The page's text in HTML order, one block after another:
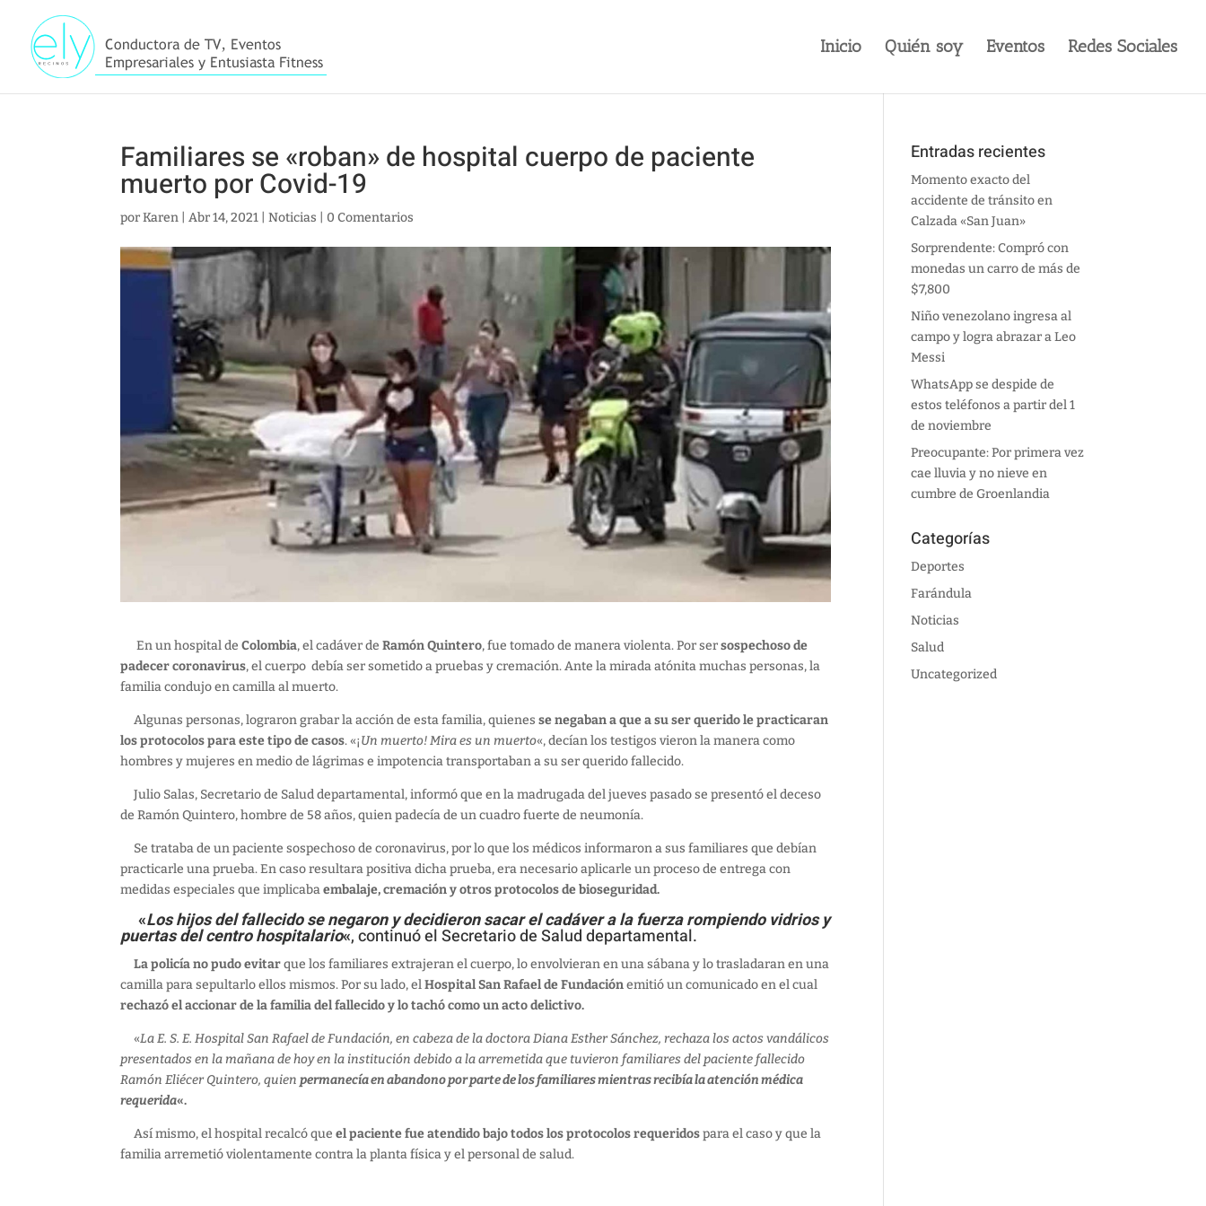
Inicio Quién soy Eventos Redes Sociales
Familiares se «roban» de hospital cuerpo de paciente
muerto por Covid-19
porKaren |Abr 14, 2021 |Noticias 0 Comentarios
En un hospital deColombia, el cadáver deRamón Quintero, fue tomado de manera violenta. Por sersospechoso de
padecer coronavirus, el cuerpo debía ser sometido a pruebas y cremación. Ante la mirada atónita muchas personas, la
familia condujo en camilla al muerto.
Algunas personas, lograron grabar la acción de esta familia, quienesse negaban a que a su ser querido le practicaran
los protocolos para este tipo de casos. «¡Un muerto! Mira es un muerto«, decían los testigos vieron la manera como
hombres y mujeres en medio de lágrimas e impotencia transportaban a su ser querido fallecido.
Julio Salas, Secretario de Salud departamental, informó que en la madrugada del jueves pasado se presentó el deceso
de Ramón Quintero, hombre de 58 años, quien padecía de un cuadro fuerte de neumonía.
Se trataba de un paciente sospechoso de coronavirus, por lo que los médicos informaron a sus familiares que debían
practicarle una prueba. En caso resultara positiva dicha prueba, era necesario aplicarle un proceso de entrega con
medidas especiales que implicabaembalaje, cremación y otros protocolos de bioseguridad.
«Los hijos del fallecido se negaron y decidieron sacar el cadáver a la fuerza rompiendo vidrios y
puertas del centro hospitalario«, continuó el Secretario de Salud departamental.
La policía no pudo evitarque los familiares extrajeran el cuerpo, lo envolvieran en una sábana y lo trasladaran en una
camilla para sepultarlo ellos mismos. Por su lado, elHospital San Rafael de Fundaciónemitió un comunicado en el cual
rechazó el accionar de la familia del fallecido y lo tachó como un acto delictivo.
«La E. S. E. Hospital San Rafael de Fundación, en cabeza de la doctora Diana Esther Sánchez, rechaza los actos vandálicos
presentados en la mañana de hoy en la institución debido a la arremetida que tuvieron familiares del paciente fallecido
Ramón Eliécer Quintero, quienpermanecía en abandono por parte de los familiares mientras recibía la atención médica
requerida«.
Así mismo, el hospital recalcó queel paciente fue atendido bajo todos los protocolos requeridospara el caso y que la
familia arremetió violentamente contra la planta física y el personal de salud.
Entradas recientes
Momento exacto del
accidente de tránsito en
Calzada «San Juan»
Sorprendente: Compró con
monedas un carro de más de
$7,800
Niño venezolano ingresa al
campo y logra abrazar a Leo
Messi
WhatsApp se despide de
estos teléfonos a partir del 1
de noviembre
Preocupante: Por primera vez
cae lluvia y no nieve en
cumbre de Groenlandia
Categorías
Deportes
Farándula
Noticias
Salud
Uncategorized